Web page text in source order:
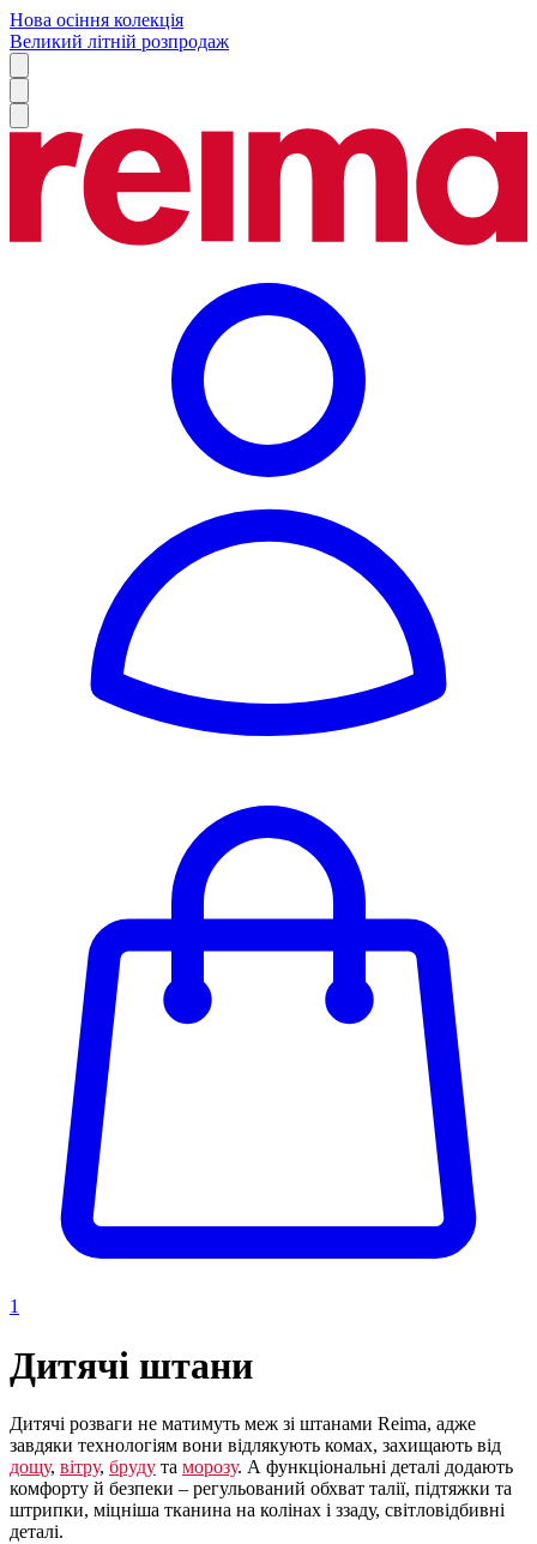
Нова осіння колекція
Великий літній розпродаж
1
Дитячі штани
Дитячі розваги не матимуть меж зі штанами Reima, адже
завдяки технологіям вони відлякують комах, захищають від
дощу, вітру, бруду та морозу. А функціональні деталі додають
комфорту й безпеки – регульований обхват талії, підтяжки та
штрипки, міцніша тканина на колінах і ззаду, світловідбивні
деталі.